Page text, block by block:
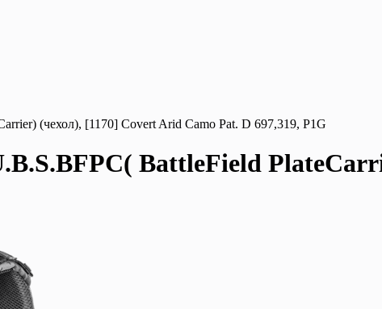
(чехол), [1170] Covert Arid Camo Pat. D 697,319, P1G
BattleField